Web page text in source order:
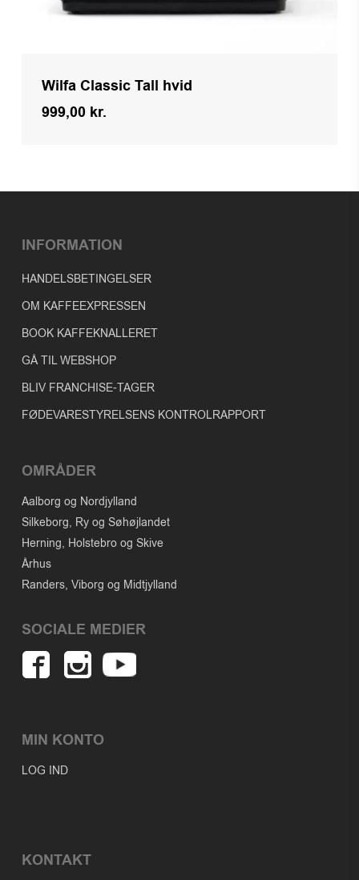
Wilfa Classic Tall hvid
999,00 kr.
INFORMATION
HANDELSBETINGELSER
OM KAFFEEXPRESSEN
BOOK KAFFEKNALLERET
GÅ TIL WEBSHOP
BLIV FRANCHISE-TAGER
FØDEVARESTYRELSENS KONTROLRAPPORT
OMRÅDER
Aalborg og Nordjylland
Silkeborg, Ry og Søhøjlandet
Herning, Holstebro og Skive
Århus
Randers, Viborg og Midtjylland
SOCIALE MEDIER
MIN KONTO
LOG IND
KONTAKT